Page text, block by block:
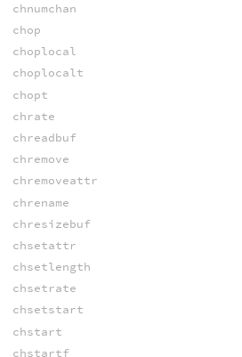
chnumchan
chop
choplocal
choplocalt
chopt
chrate
chreadbuf
chremove
chremoveattr
chrename
chresizebuf
chsetattr
chsetlength
chsetrate
chsetstart
chstart
chstartf